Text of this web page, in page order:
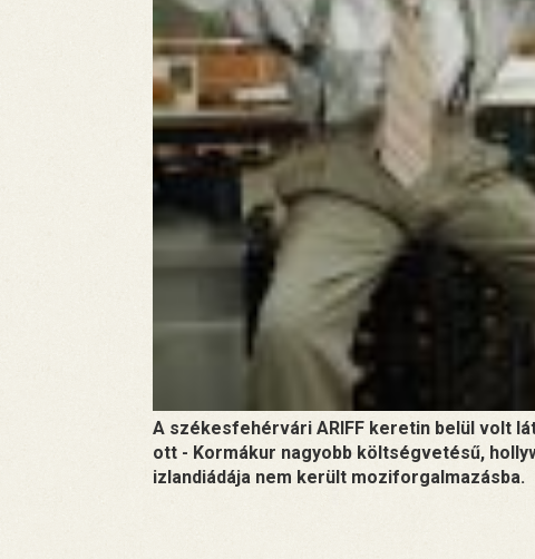
A székesfehérvári ARIFF keretin belül volt
ott - Kormákur nagyobb költségvetésű,
izlandiádája nem került moziforgalmazásba.